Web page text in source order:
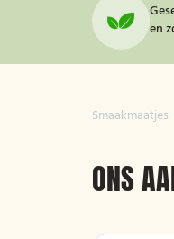
en
Smaakmaatjes
ONS